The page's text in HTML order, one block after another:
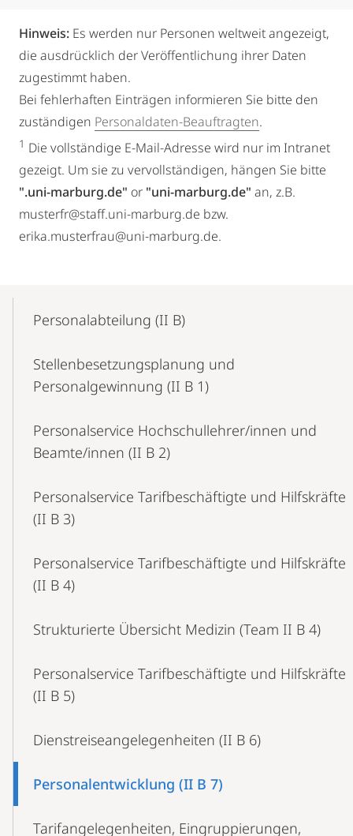
Hinweis: Es werden nur Personen weltweit angezeigt,
die ausdrücklich der Veröffentlichung ihrer Daten
zugestimmt haben.
Bei fehlerhaften Einträgen informieren Sie bitte den
zuständigen Personaldaten-Beauftragten.
1 Die vollständige E-Mail-Adresse wird nur im Intranet
gezeigt. Um sie zu vervollständigen, hängen Sie bitte
".uni-marburg.de" or "uni-marburg.de" an, z.B.
musterfr@staff.uni-marburg.de bzw.
erika.musterfrau@uni-marburg.de.
NavigationPersonalabteilung (II B)
Stellenbesetzungsplanung und
Personalgewinnung (II B 1)
Personalservice Hochschullehrer/innen und
Beamte/innen (II B 2)
Personalservice Tarifbeschäftigte und Hilfskräfte
(II B 3)
Personalservice Tarifbeschäftigte und Hilfskräfte
(II B 4)
Strukturierte Übersicht Medizin (Team II B 4)
Personalservice Tarifbeschäftigte und Hilfskräfte
(II B 5)
Dienstreiseangelegenheiten (II B 6)
Personalentwicklung (II B 7)
Tarifangelegenheiten, Eingruppierungen,